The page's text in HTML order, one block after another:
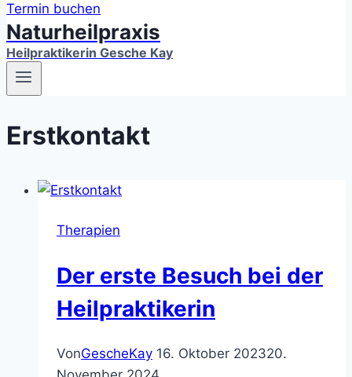
Termin buchen
Naturheilpraxis
Heilpraktikerin Gesche Kay
Erstkontakt
Therapien
Der erste Besuch bei der
Heilpraktikerin
VonGescheKay 16. Oktober 202320.